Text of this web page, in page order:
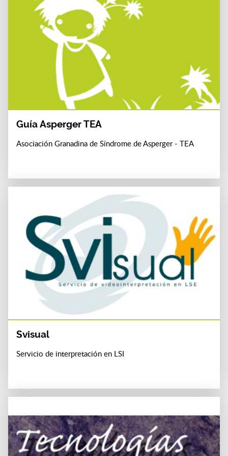
Guía Asperger TEA
Asociación Granadina de Síndrome de Asperger - TEA
Svisual
Servicio de interpretación en LSI